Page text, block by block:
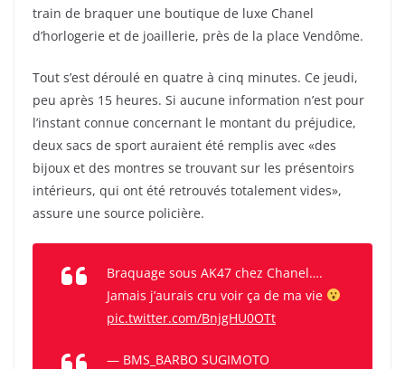
train de braquer une boutique de luxe Chanel
d’horlogerie et de joaillerie, près de la place Vendôme.
Tout s’est déroulé en quatre à cinq minutes. Ce jeudi,
peu après 15 heures. Si aucune information n’est pour
l’instant connue concernant le montant du préjudice,
deux sacs de sport auraient été remplis avec «des
bijoux et des montres se trouvant sur les présentoirs
intérieurs, qui ont été retrouvés totalement vides»,
assure une source policière.
Braquage sous AK47 chez Chanel….
Jamais j’aurais cru voir ça de ma vie
pic.twitter.com/BnjgHU0OTt
— BMS_BARBO SUGIMOTO